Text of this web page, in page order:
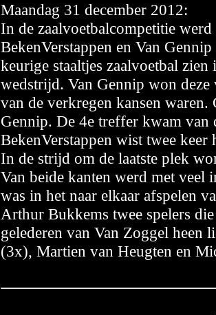
Maandag 31 december 2012:
In de zaalvoetbalcompetitie
BekenVerstappen en Van
keurige staaltjes zaalvoetbal
wedstrijd. Van Gennip won
van de verkregen kansen
Gennip. De 4e treffer kwam van
BekenVerstappen wist twee keer
In de strijd om de laatste plek
Van beide kanten werd met veel
was in het naar elkaar afspelen
Arthur Bukkems twee spelers
gelederen van Van Zoggel heen
(3x), Martien van Heugten en